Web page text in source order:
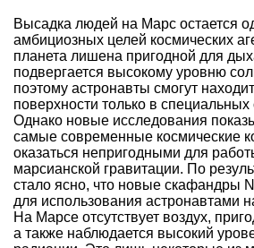
Высадка людей на Марс остается
амбициозных целей космических
планета лишена пригодной для
подвергается высокому уровню
поэтому астронавты смогут
поверхности только в
Однако новые исследования
самые современные космические
оказаться непригодными для
марсианской гравитации. По
стало ясно, что новые скафандры
для использования астронавтами
На Марсе отсутствует воздух,
а также наблюдается высокий